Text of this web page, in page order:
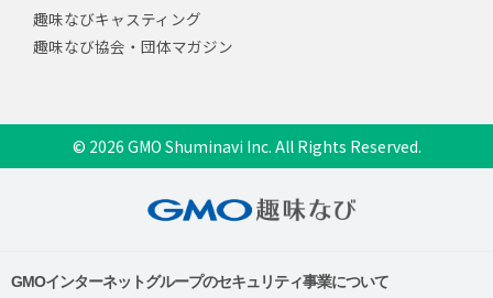
趣味なびキャスティング
趣味なび協会・団体マガジン
© 2026 GMO Shuminavi Inc. All Rights Reserved.